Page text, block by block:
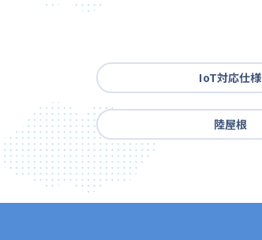
IoT対応仕様
陸屋根